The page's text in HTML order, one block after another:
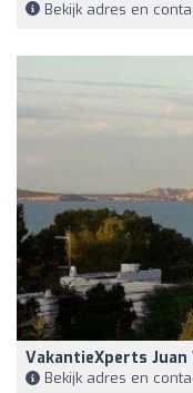
Bekijk adres en
VakantieXperts Juan
Bekijk adres en